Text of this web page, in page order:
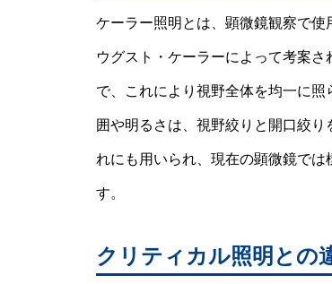
ケーラー照明とは、顕微鏡観察で
ウグスト・ケーラーによって考案
で、これにより視野全体を均一に
囲や明るさは、視野絞りと開口絞
れにも用いられ、現在の顕微鏡で
す。
クリティカル照明との